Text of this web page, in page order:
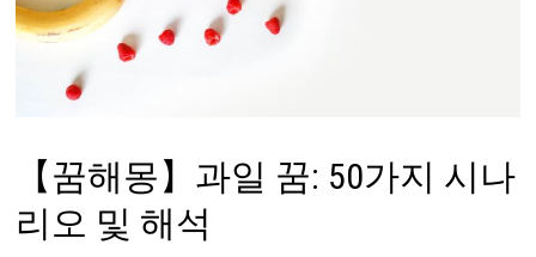
【꿈해몽】과일 꿈: 50가지 시나
리오 및 해석